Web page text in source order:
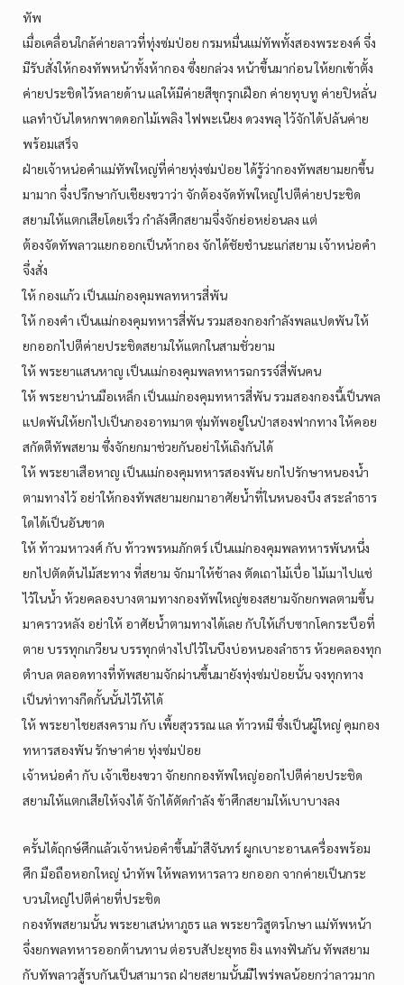
ทัพ
เมื่อเคลื่อนใกล้ค่ายลาวที่ทุ่งซ่มป่อย กรมหมื่นแม่ทัพทั้งสองพระองค์ จึ่ง
มีรับสั่งให้กองทัพหน้าทั้งห้ากอง ซึ่งยกล่วง หน้าขึ้นมาก่อน ให้ยกเข้าตั้ง
ค่ายประชิดไว้หลายด้าน แลให้มีค่ายสีขุกรุกเฝือก ค่ายทุบทู ค่ายปิหลั่น
แลทำบันไดหกพาดดอกไม้เพลิง ไฟพะเนียง ดวงพลุ ไว้จักได้ปล้นค่าย
พร้อมเสร็จ
ฝ่ายเจ้าหน่อคำแม่ทัพใหญ่ที่ค่ายทุ่งซ่มป่อย ได้รู้ว่ากองทัพสยามยกขึ้น
มามาก จึ่งปรึกษากับเชียงขวาว่า จักต้องจัดทัพใหญ่ไปตีค่ายประชิด
สยามให้แตกเสียโดยเร็ว กำลังศึกสยามจึ่งจักย่อหย่อนลง แต่
ต้องจัดทัพลาวแยกออกเป็นห้ากอง จักได้ชัยชำนะแก่สยาม เจ้าหน่อคำ
จึ่งสั่ง
ให้ กองแก้ว เป็นแม่กองคุมพลทหารสี่พัน
ให้ กองคำ เป็นแม่กองคุมทหารสี่พัน รวมสองกองกำลังพลแปดพัน ให้
ยกออกไปตีค่ายประชิดสยามให้แตกในสามชั่วยาม
ให้ พระยาแสนหาญ เป็นแม่กองคุมพลทหารฉกรรจ์สี่พันคน
ให้ พระยาน่านมือเหล็ก เป็นแม่กองคุมทหารสี่พัน รวมสองกองนี้เป็นพล
แปดพันให้ยกไปเป็นกองอาทมาต ซุ่มทัพอยู่ในป่าสองฟากทาง ให้คอย
สกัดตีทัพสยาม ซึ่งจักยกมาช่วยกันอย่าให้เถิงกันได้
ให้ พระยาเสือหาญ เป็นแม่กองคุมทหารสองพัน ยกไปรักษาหนองน้ำ
ตามทางไว้ อย่าให้กองทัพสยามยกมาอาศัยน้ำที่ในหนองบึง สระลำธาร
ใดได้เป็นอันขาด
ให้ ท้าวมหาวงศ์ กับ ท้าวพรหมภักตร์ เป็นแม่กองคุมพลทหารพันหนึ่ง
ยกไปตัดต้นไม้สะทาง ที่สยาม จักมาให้ช้าลง ตัดเถาไม้เบื่อ ไม้เมาไปแช่
ไว้ในน้ำ ห้วยคลองบางตามทางกองทัพใหญ่ของสยามจักยกพลตามขึ้น
มาคราวหลัง อย่าให้ อาศัยน้ำตามทางได้เลย กับให้เก็บซากโคกระบือที่
ตาย บรรทุกเกวียน บรรทุกต่างไปไว้ในบึงบ่อหนองลำธาร ห้วยคลองทุก
ตำบล ตลอดทางที่ทัพสยามจักผ่านขึ้นมายังทุ่งซ่มป่อยนั้น จงทุกทาง
เป็นท่าทางกีดกั้นนั้นไว้ให้ได้
ให้ พระยาไชยสงคราม กับ เพี้ยสุวรรณ แล ท้าวหมี ซึ่งเป็นผู้ใหญ่ คุมกอง
ทหารสองพัน รักษาค่าย ทุ่งซ่มป่อย
เจ้าหน่อคำ กับ เจ้าเชียงขวา จักยกกองทัพใหญ่ออกไปตีค่ายประชิด
สยามให้แตกเสียให้จงได้ จักได้ตัดกำลัง ข้าศึกสยามให้เบาบางลง
ครั้นได้ฤกษ์ศึกแล้วเจ้าหน่อคำขึ้นม้าสีจันทร์ ผูกเบาะอานเครื่องพร้อม
ศึก มือถือหอกใหญ่ นำทัพ ให้พลทหารลาว ยกออก จากค่ายเป็นกระ
บวนใหญ่ไปตีค่ายที่ประชิด
กองทัพสยามนั้น พระยาเสน่หาภูธร แล พระยาวิสูตรโกษา แม่ทัพหน้า
จึ่งยกพลทหารออกต้านทาน ต่อรบสัปะยุทธ ยิง แทงฟันกัน ทัพสยาม
กับทัพลาวสู้รบกันเป็นสามารถ ฝ่ายสยามนั้นมีไพร่พลน้อยกว่าลาวมาก